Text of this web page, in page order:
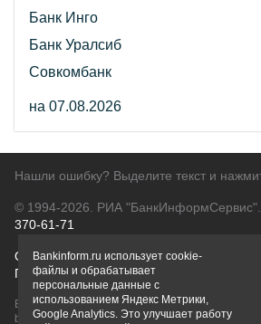
Банк Инго
Банк Уралсиб
Совкомбанк
на 07.08.2026
Нашли ошибку? Выделите текст и
© 1994-2026. РИА "БанкИнформСервис".
370-61-71
О проектеПолитика конфиденциальности
Правовая информацияДля
Вся информация о продуктах банков,
bankinform.ru, носит исключительно
Bankinform.ru использует cookie-
файлы и обрабатывает
персональные данные с
использованием Яндекс Метрики,
Google Analytics. Это улучшает работу